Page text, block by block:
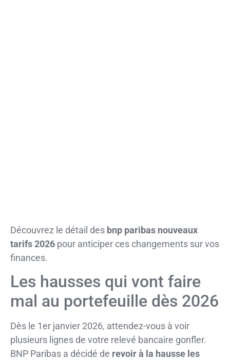
Découvrez le détail des bnp paribas nouveaux
tarifs 2026 pour anticiper ces changements sur vos
finances.
Les hausses qui vont faire
mal au portefeuille dès 2026
Dès le 1er janvier 2026, attendez-vous à voir
plusieurs lignes de votre relevé bancaire gonfler.
BNP Paribas a décidé de revoir à la hausse les